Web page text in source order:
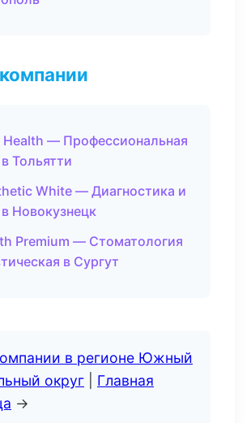
— Профессиональная
Тольятти
White — Диагностика и
в Новокузнецк
Premium — Стоматология
в Сургут
в регионе Южный
округ
Главная
→